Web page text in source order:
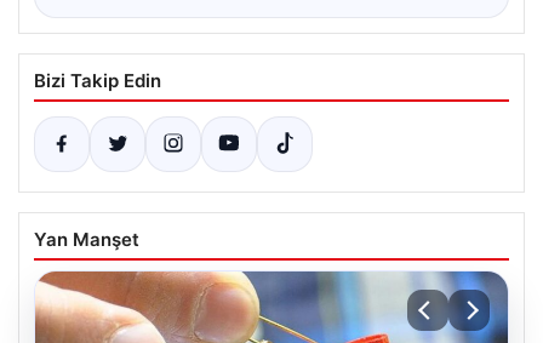
Bizi Takip Edin
Yan Manşet